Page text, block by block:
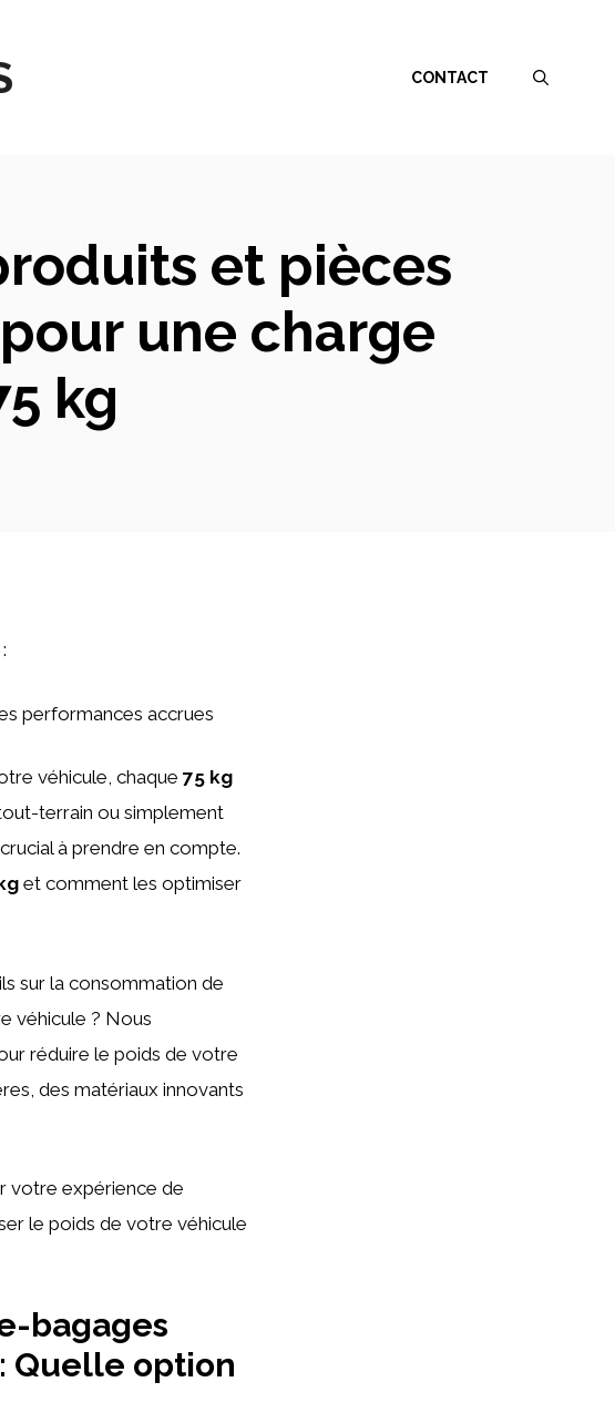
CONTACT
et pièces
une charge
kg
performances accrues
véhicule, chaque 75 kg
terrain ou simplement
à prendre en compte.
et comment les optimiser
sur la consommation de
véhicule ? Nous
réduire le poids de votre
des matériaux innovants
votre expérience de
le poids de votre véhicule
bagages
Quelle option